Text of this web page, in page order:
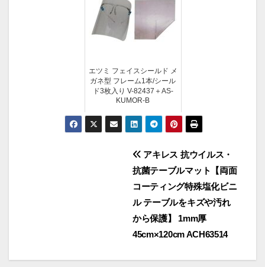
エツミ フェイスシールド メ
ガネ型 フレーム1本/シール
ド3枚入り V-82437＋AS-
KUMOR-B
ゲ
アキレス 抗ウイルス・
抗菌テーブルマット【両面
コーティング特殊塩化ビニ
ル テーブルをキズや汚れ
から保護】 1mm厚
45cm×120cm ACH63514